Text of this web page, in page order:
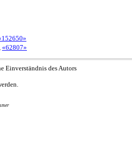
«62807»
Einverständnis des Autors